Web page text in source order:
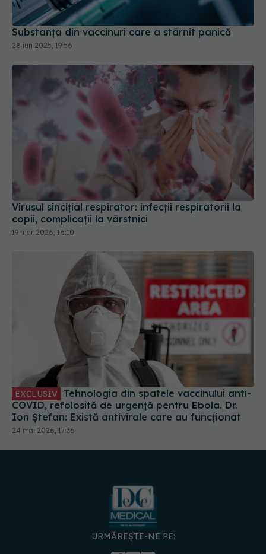
Substanța din vaccinuri care a stârnit panică
28 iun 2025, 19:56
Virusul sincițial respirator: infecții respiratorii la
copii, complicații la vârstnici
19 mar 2026, 16:10
EXCLUSIV Tehnologia din spatele vaccinului anti-
COVID, refolosită de urgență pentru Ebola. Dr.
Ion Ștefan: Există antivirale care au funcționat
24 mai 2026, 17:36
URMĂREȘTE-NE PE: